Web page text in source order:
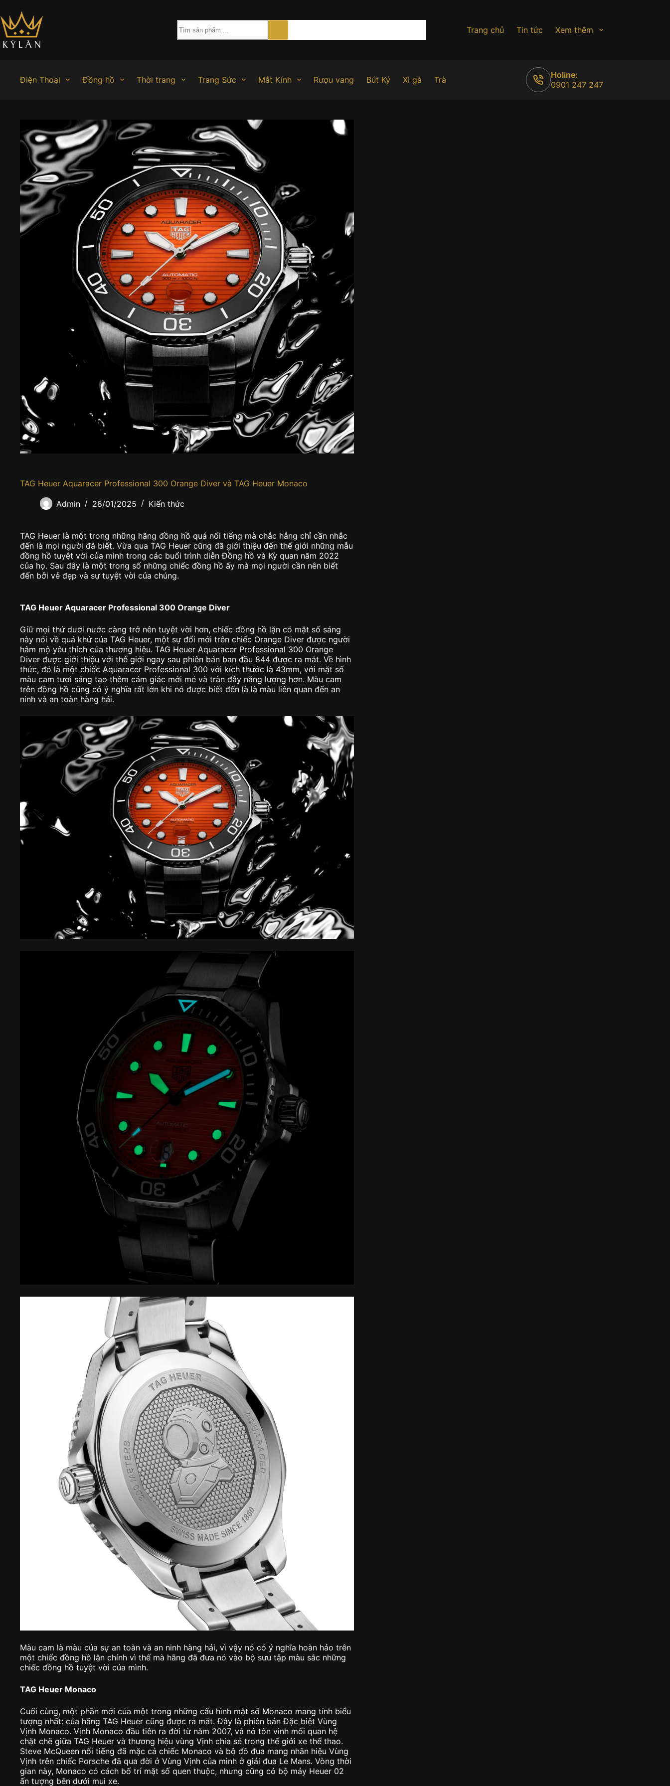
đến
phần
nội
dung
Trang chủ Tin tức Xem thêm
Điện Thoại Đồng hồ Thời trang Trang Sức Mắt Kính Rượu vang Bút Ký Xì gà Trà
Holine:
0901 247 247
TAG Heuer Aquaracer Professional 300 Orange Diver và TAG Heuer Monaco
Admin 28/01/2025 Kiến thức
TAG Heuer là một trong những hãng đồng hồ quá nổi tiếng mà chắc hẳng chỉ cần nhắc
đến là mọi người đã biết. Vừa qua TAG Heuer cũng đã giới thiệu đến thế giới những mẫu
đồng hồ tuyệt vời của mình trong các buổi trình diễn Đồng hồ và Kỳ quan năm 2022
của họ. Sau đây là một trong số những chiếc đồng hồ ấy mà mọi người cần nên biết
đến bởi vẻ đẹp và sự tuyệt vời của chúng.
TAG Heuer Aquaracer Professional 300 Orange Diver
Giữ mọi thứ dưới nước càng trở nên tuyệt vời hơn, chiếc đồng hồ lặn có mặt số sáng
này nói về quá khứ của TAG Heuer, một sự đổi mới trên chiếc Orange Diver được người
hâm mộ yêu thích của thương hiệu. TAG Heuer Aquaracer Professional 300 Orange
Diver được giới thiệu với thế giới ngay sau phiên bản ban đầu 844 được ra mắt. Về hình
thức, đó là một chiếc Aquaracer Professional 300 với kích thước là 43mm, với mặt số
màu cam tươi sáng tạo thêm cảm giác mới mẻ và tràn đầy năng lượng hơn. Màu cam
trên đồng hồ cũng có ý nghĩa rất lớn khi nó được biết đến là là màu liên quan đến an
ninh và an toàn hàng hải.
Màu cam là màu của sự an toàn và an ninh hàng hải, vì vậy nó có ý nghĩa hoàn hảo trên
một chiếc đồng hồ lặn chính vì thế mà hãng đã đưa nó vào bộ sưu tập màu sắc những
chiếc đồng hồ tuyệt vời của mình.
TAG Heuer Monaco
Cuối cùng, một phần mới của một trong những cấu hình mặt số Monaco mang tính biểu
tượng nhất: của hãng TAG Heuer cũng được ra mắt. Đây là phiên bản Đặc biệt Vùng
Vịnh Monaco. Vịnh Monaco đầu tiên ra đời từ năm 2007, và nó tôn vinh mối quan hệ
chặt chẽ giữa TAG Heuer và thương hiệu vùng Vịnh chia sẻ trong thế giới xe thể thao.
Steve McQueen nổi tiếng đã mặc cả chiếc Monaco và bộ đồ đua mang nhãn hiệu Vùng
Vịnh trên chiếc Porsche đã qua đời ở Vùng Vịnh của mình ở giải đua Le Mans. Vòng thời
gian này, Monaco có cách bố trí mặt số quen thuộc, nhưng cũng có bộ máy Heuer 02
ấn tượng bên dưới mui xe.